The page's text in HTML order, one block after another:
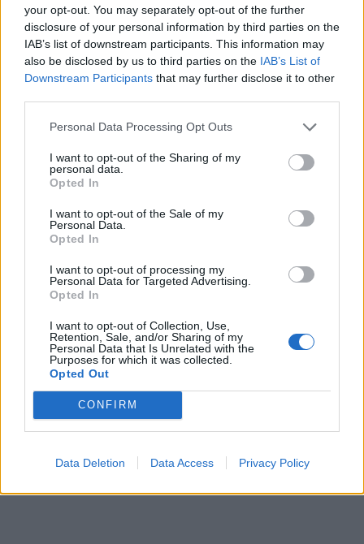
your opt-out. You may separately opt-out of the further
disclosure of your personal information by third parties on the
IAB’s list of downstream participants. This information may
also be disclosed by us to third parties on the IAB’s List of
Downstream Participants that may further disclose it to other
Personal Data Processing Opt Outs
I want to opt-out of the Sharing of my
personal data.
Opted In
I want to opt-out of the Sale of my
Personal Data.
Opted In
I want to opt-out of processing my
Personal Data for Targeted Advertising.
Opted In
I want to opt-out of Collection, Use,
Retention, Sale, and/or Sharing of my
Personal Data that Is Unrelated with the
Purposes for which it was collected.
Opted Out
CONFIRM
Data Deletion Data Access Privacy Policy